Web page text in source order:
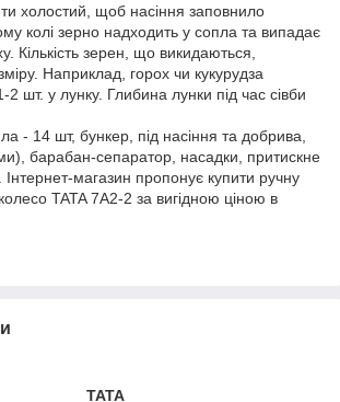
холостий, щоб насіння заповнило
колі зерно надходить у сопла та випадає
Кількість зерен, що викидаються,
Наприклад, горох чи кукурудза
шт. у лунку. Глибина лунки під час сівби
- 14 шт, бункер, під насіння та добрива,
барабан-сепаратор, насадки, притискне
Інтернет-магазин пропонує купити ручну
TATA 7A2-2 за вигідною ціною в
TATA